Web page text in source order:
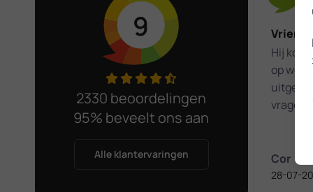
9
2330 beoordelingen
95% beveelt ons aan
Alle klantervaringen
Hij
op
vragen
Het
Cor
28-07-